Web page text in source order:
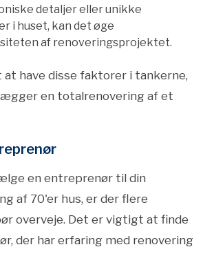
detaljer eller unikke
i huset, kan det øge
af renoveringsprojektet.
have disse faktorer i tankerne,
en totalrenovering af et
en entreprenør til din
af 70'er hus, er der flere
overveje. Det er vigtigt at finde
der har erfaring med renovering